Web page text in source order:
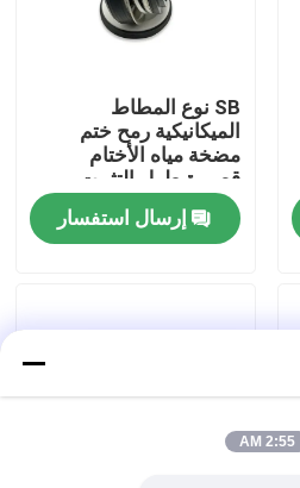
SB نوع المطاط
الميكانيكية رمح ختم
مضخة مياه الأختام
قصيرة طول التثبيت
المحوري
إرسال استفسار
2:55 AM